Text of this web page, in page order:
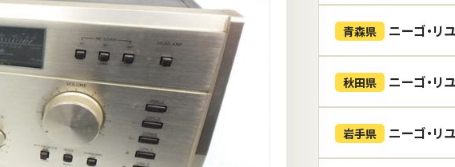
青森県 ニーゴ・リ
秋田県 ニーゴ・リ
岩手県 ニーゴ・リ